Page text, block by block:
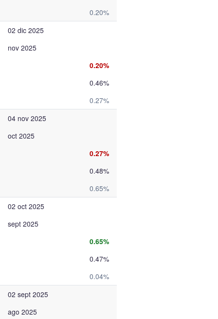
0.20%
02 dic 2025
nov 2025
0.20%
0.46%
0.27%
04 nov 2025
oct 2025
0.27%
0.48%
0.65%
02 oct 2025
sept 2025
0.65%
0.47%
0.04%
02 sept 2025
ago 2025